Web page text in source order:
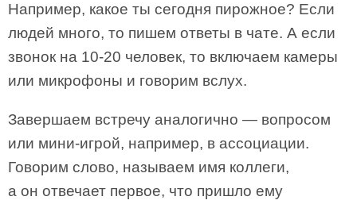
Например, какое ты сегодня пирожное? Если
людей много, то пишем ответы в чате. А если
звонок на 10-20 человек, то включаем камеры
или микрофоны и говорим вслух.
Завершаем встречу аналогично — вопросом
или мини-игрой, например, в ассоциации.
Говорим слово, называем имя коллеги,
а он отвечает первое, что пришло ему